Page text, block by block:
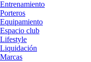
Entrenamiento
Porteros
Equipamiento
Espacio club
Lifestyle
Liquidación
Marcas